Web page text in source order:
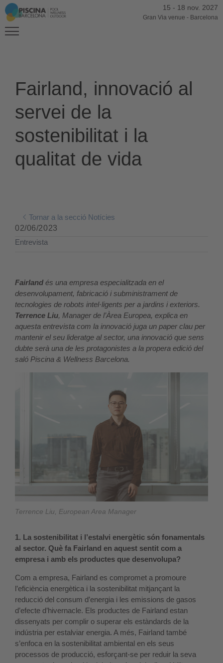
15 - 18 nov. 2027
Gran Via venue - Barcelona
Fairland, innovació al
servei de la
sostenibilitat i la
qualitat de vida
Tornar a la secció Notícies
02/06/2023
Entrevista
Fairland és una empresa especialitzada en el
desenvolupament, fabricació i subministrament de
tecnologies de robots intel·ligents per a jardins i exteriors.
Terrence Liu, Manager de l’Àrea Europea, explica en
aquesta entrevista com la innovació juga un paper clau per
mantenir el seu lideratge al sector, una innovació que sens
dubte serà una de les protagonistes a la propera edició del
saló Piscina & Wellness Barcelona.
Terrence Liu, European Area Manager
1. La sostenibilitat i l’estalvi energètic són fonamentals
al sector. Què fa Fairland en aquest sentit com a
empresa i amb els productes que desenvolupa?
Com a empresa, Fairland es compromet a promoure
l’eficiència energètica i la sostenibilitat mitjançant la
reducció del consum d’energia i les emissions de gasos
d’efecte d’hivernacle. Els productes de Fairland estan
dissenyats per complir o superar els estàndards de la
indústria per estalviar energia. A més, Fairland també
s’enfoca en la sostenibilitat ambiental en els seus
processos de producció, esforçant-se per reduir la seva